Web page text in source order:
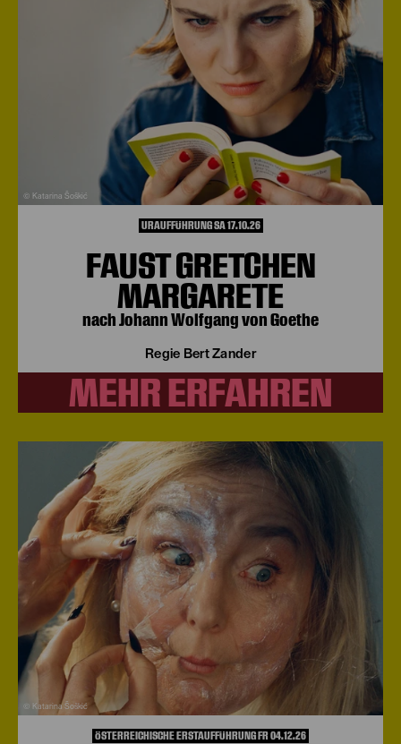
© Katarina Šoškić
URAUFFÜHRUNG SA 17.10.26
FAUST GRETCHEN
MARGARETE
nach Johann Wolfgang von Goethe
Regie Bert Zander
MEHR ERFAHREN
© Katarina Šoškić
ÖSTERREICHISCHE ERSTAUFFÜHRUNG FR 04.12.26